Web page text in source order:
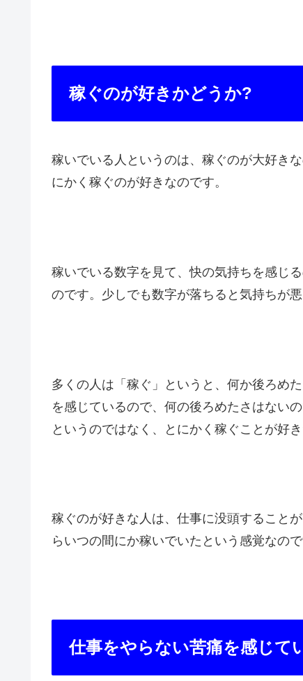
稼ぐのが好きかどうか?
稼いでいる人というのは、稼ぐのが大好き
にかく稼ぐのが好きなのです。
稼いでいる数字を見て、快の気持ちを感じ
のです。少しでも数字が落ちると気持ちが悪
多くの人は「稼ぐ」というと、何か後ろめ
を感じているので、何の後ろめたさはない
というのではなく、とにかく稼ぐことが好き
稼ぐのが好きな人は、仕事に没頭すること
らいつの間にか稼いでいたという感覚なので
仕事をやらない苦痛を感じて